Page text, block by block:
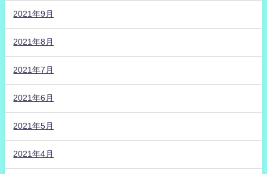
2021年9月
2021年8月
2021年7月
2021年6月
2021年5月
2021年4月